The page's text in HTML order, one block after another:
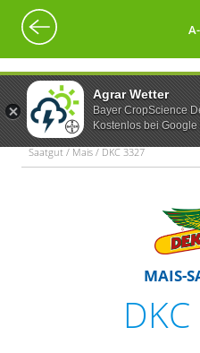
Agrar Wetter
Bayer CropScience
Kostenlos bei Google
Saatgut / Mais / DKC 3327
MAIS-